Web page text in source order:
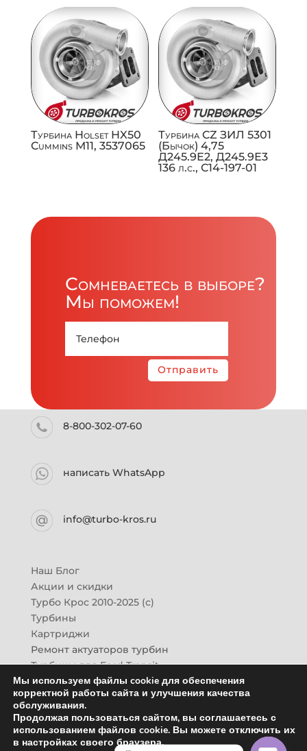
Турбина Holset HX50
Cummins M11, 3537065
Турбина CZ ЗИЛ 5301
(Бычок) 4,75
Д245.9Е2, Д245.9Е3
136 л.с., C14-197-01
Сомневаетесь в выборе?
Мы поможем!
Отправить
8-800-302-07-60
написать WhatsApp
info@turbo-kros.ru
Наш Блог
Акции и скидки
Турбо Крос 2010-2025 (с)
Турбины
Картриджи
Ремонт актуаторов турбин
Турбины для Ford Transit
Турбины для Mazda CX-7
Картридж для ГАЗон-Next
Турбины HINO (Хино)
Купить новую турбину
Контакты
Мы используем файлы cookie для обеспечения
корректной работы сайта и улучшения качества
обслуживания.
Продолжая пользоваться сайтом, вы соглашаетесь с
использованием файлов cookie. Вы можете отключить их
в настройках своего браузера.